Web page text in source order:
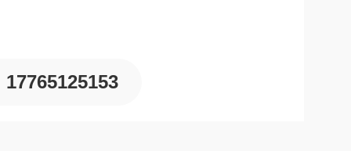
17765125153